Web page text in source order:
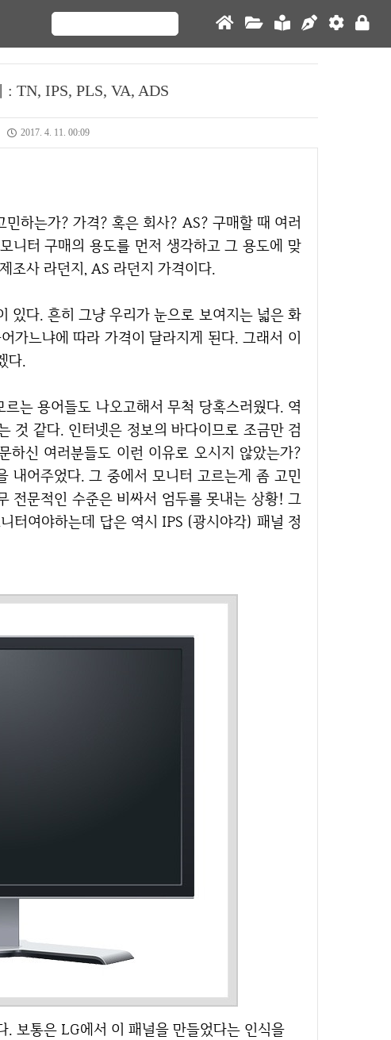
TN, IPS, PLS, VA, ADS
2017. 4. 11. 00:09
니터 구매의 용도를 먼저 생각하고 그 용도에 맞
조사 라던지, AS 라던지 가격이다.
가느냐에 따라 가격이 달라지게 된다. 그래서 이
다.
것 같다. 인터넷은 정보의 바다이므로 조금만 검
신 여러분들도 이런 이유로 오시지 않았는가?
내어주었다. 그 중에서 모니터 고르는게 좀 고민
전문적인 수준은 비싸서 엄두를 못내는 상황! 그
터여야하는데 답은 역시 IPS (광시야각) 패널 정
. 보통은 LG에서 이 패널을 만들었다는 인식을